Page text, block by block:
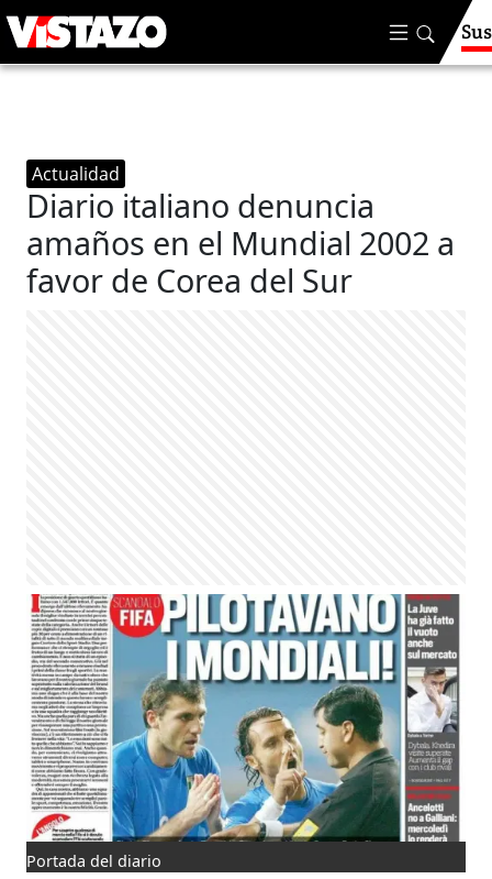
Actualidad
Diario italiano denuncia
amaños en el Mundial 2002 a
favor de Corea del Sur
Portada del diario